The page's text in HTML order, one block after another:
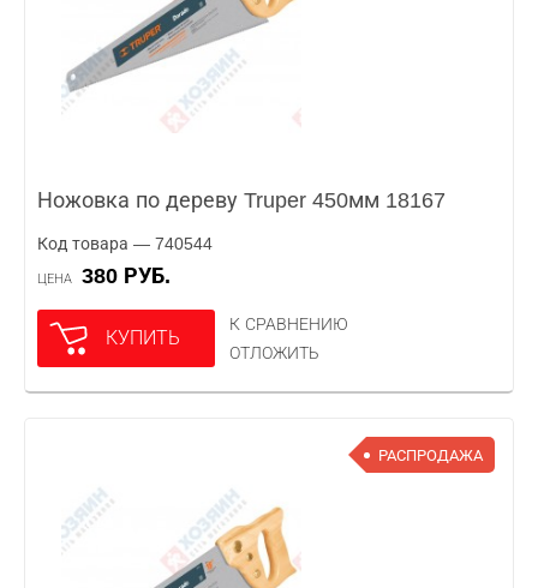
Ножовка по дереву Truper 450мм 18167
Код товара — 740544
ЦЕНА 380 РУБ.
КУПИТЬ
К СРАВНЕНИЮ
ОТЛОЖИТЬ
РАСПРОДАЖА